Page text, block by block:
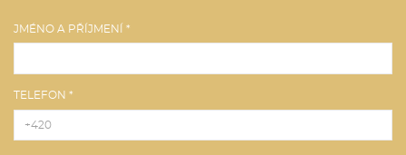
JMÉNO A PŘÍJMENÍ *
TELEFON *